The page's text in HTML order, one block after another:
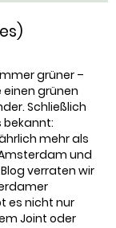
grüner –
einen grünen
Schließlich
bekannt:
mehr als
und
verraten wir
es nicht nur
Joint oder